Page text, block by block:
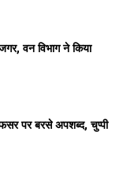
वन विभाग ने किया
पर बरसे अपशब्द, चुप्पी